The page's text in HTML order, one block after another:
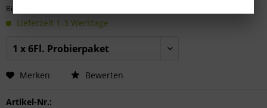
Bitte
Lieferzeit 1-3 Werktage
Merken Bewerten
Artikel-Nr.: